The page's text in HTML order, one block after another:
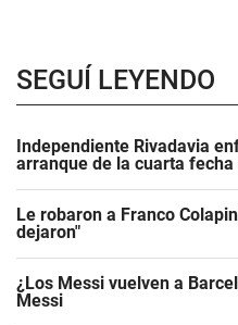
SEGUÍ LEYENDO
Independiente Rivadavia
arranque de la cuarta fecha
Le robaron a Franco
dejaron"
¿Los Messi vuelven a
Messi